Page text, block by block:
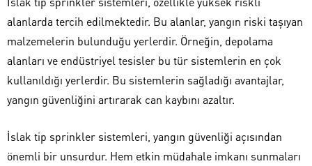
alanlarda tercih edilmektedir. Bu alanlar, yangın riski taşıyan
malzemelerin bulunduğu yerlerdir. Örneğin, depolama
alanları ve endüstriyel tesisler bu tür sistemlerin en çok
kullanıldığı yerlerdir. Bu sistemlerin sağladığı avantajlar,
yangın güvenliğini artırarak can kaybını azaltır.
İslak tip sprinkler sistemleri, yangın güvenliği açısından
önemli bir unsurdur. Hem etkin müdahale imkanı sunmaları